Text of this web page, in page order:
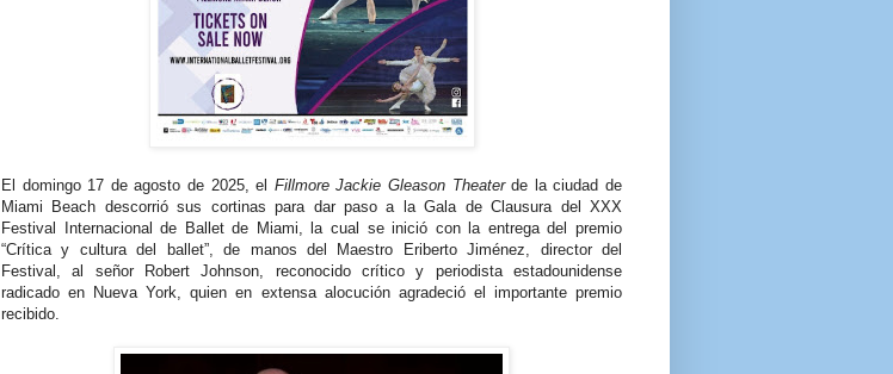
El domingo 17 de agosto de 2025, el Fillmore Jackie Gleason Theaterde la ciudad de
Miami Beach descorrió sus cortinas para dar paso a la Gala de Clausura del XXX
Festival Internacional de Ballet de Miami, la cual se inició con la entrega del premio
“Crítica y cultura del ballet”, de manos del Maestro Eriberto Jiménez, director del
Festival, al señor Robert Johnson, reconocido crítico y periodista estadounidense
radicado en Nueva York, quien en extensa alocución agradeció el importante premio
recibido.